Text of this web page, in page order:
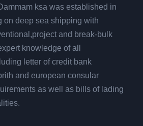
ksa was established in
on deep sea shipping with
and break-bulk
knowledge of all
letter of credit bank
and european consular
as well as bills of lading